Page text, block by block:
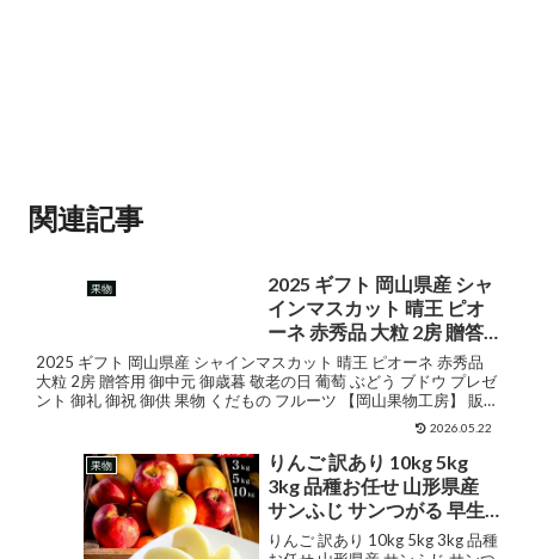
関連記事
果物
2025 ギフト 岡山県産 シャ
インマスカット 晴王 ピオ
ーネ 赤秀品 大粒 2房 贈答
用 御中元 御歳暮 敬老の日
葡萄 ぶどう ブドウ プレゼ
ント 御礼 御祝 御供 果物 く
だもの フルーツ 【岡山果
物工房】
2025 ギフト 岡山県産 シャインマスカット 晴王 ピオーネ 赤秀品
大粒 2房 贈答用 御中元 御歳暮 敬老の日 葡萄 ぶどう ブドウ プレゼ
ント 御礼 御祝 御供 果物 くだもの フルーツ 【岡山果物工房】 販売
2026.05.22
果物
りんご 訳あり 10kg 5kg
3kg 品種お任せ 山形県産
サンふじ サンつがる 早生
ふじ シナノゴールド 秋映
りんご 訳あり 10kg 5kg 3kg 品種